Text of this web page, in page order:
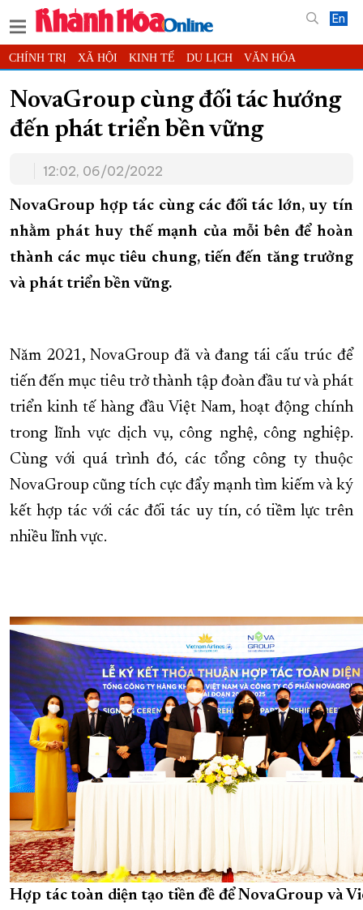
En
CHÍNH TRỊ XÃ HỘI KINH TẾ DU LỊCH VĂN HÓA
TIN ĐỊA PHƯƠNG
KHOA HỌC - CÔNG NGHỆ PHÁP LUẬT PHÓNG SỰ
THẾ GIỚI MULTIMEDIA VIDEO ĐỌC BÁO ONLINE
PODCAST THÔNG TIN - QUẢNG CÁO
QUY HOẠCH TỈNH KHÁNH HÒA
TRƯỜNG SA BIỂN ĐẢO QUÊ HƯƠNG
CHUNG TAY CẢI CÁCH HÀNH CHÍNH
XÂY DỰNG NÔNG THÔN MỚI
KHOẢNH KHẮC ĐẸP XỨ TRẦM
XÂY DỰNG KHÁNH HÒA TRỞ THÀNH THÀNH PHỐ TRỰC THUỘC
ĐẠI HỘI ĐẢNG CÁC CẤP TRANG CHỦ VỀ BÁO KHÁNH HÒA
NovaGroup cùng đối tác hướng
đến phát triển bền vững
12:02, 06/02/2022
NovaGroup hợp tác cùng các đối tác lớn, uy tín
nhằm phát huy thế mạnh của mỗi bên để hoàn
thành các mục tiêu chung, tiến đến tăng trưởng
và phát triển bền vững.
Năm 2021, NovaGroup đã và đang tái cấu trúc để
tiến đến mục tiêu trở thành tập đoàn đầu tư và phát
triển kinh tế hàng đầu Việt Nam, hoạt động chính
trong lĩnh vực dịch vụ, công nghệ, công nghiệp.
Cùng với quá trình đó, các tổng công ty thuộc
NovaGroup cũng tích cực đẩy mạnh tìm kiếm và ký
kết hợp tác với các đối tác uy tín, có tiềm lực trên
nhiều lĩnh vực.
Hợp tác toàn diện tạo tiền đề để NovaGroup và